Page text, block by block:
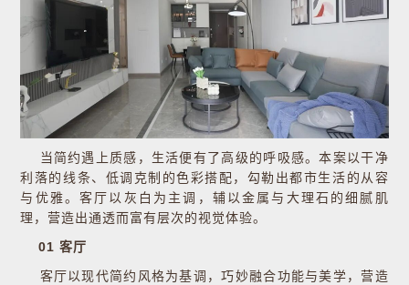
当简约遇上质感，生活便有了高级的呼吸感。本案以干净
利落的线条、低调克制的色彩搭配，勾勒出都市生活的从容
与优雅。客厅以灰白为主调，辅以金属与大理石的细腻肌
理，营造出通透而富有层次的视觉体验。
01 客厅
客厅以现代简约风格为基调，巧妙融合功能与美学，营造